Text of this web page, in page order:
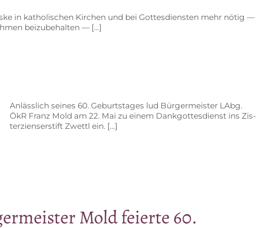
in ka­tho­li­schen Kir­chen und bei Got­tes­diens­ten mehr nö­tig —
beizubehalten — […]
Mold fei­er­te 60.
An­läss­lich sei­nes 60. Ge­burts­ta­ges lud Bür­ger­meis­ter LAbg.
ÖkR Franz Mold am 22. Mai zu ei­nem Dank­got­tes­dienst ins Zis­
ter­zi­en­ser­stift Zwettl ein. […]